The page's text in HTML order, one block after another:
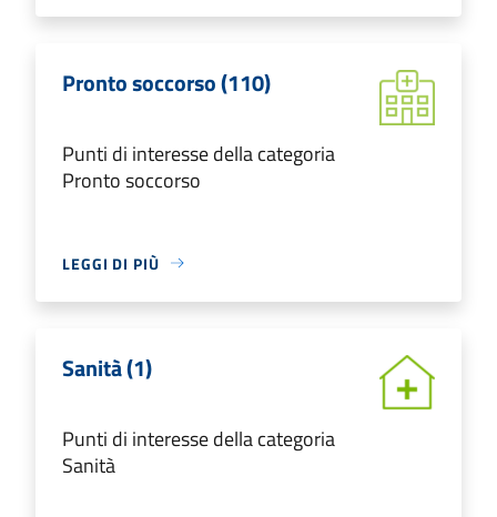
Pronto soccorso (110)
Punti di interesse della categoria
Pronto soccorso
LEGGI DI PIÙ
Sanità (1)
Punti di interesse della categoria
Sanità